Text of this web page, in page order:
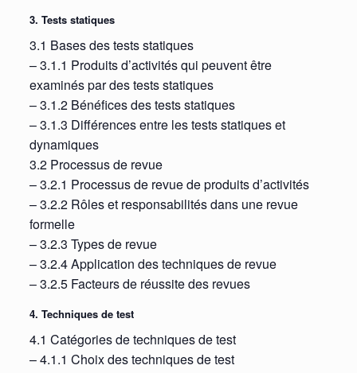
3. Tests statiques
3.1 Bases des tests statiques
– 3.1.1 Produits d’activités qui peuvent être
examinés par des tests statiques
– 3.1.2 Bénéfices des tests statiques
– 3.1.3 Différences entre les tests statiques et
dynamiques
3.2 Processus de revue
– 3.2.1 Processus de revue de produits d’activités
– 3.2.2 Rôles et responsabilités dans une revue
formelle
– 3.2.3 Types de revue
– 3.2.4 Application des techniques de revue
– 3.2.5 Facteurs de réussite des revues
4. Techniques de test
4.1 Catégories de techniques de test
– 4.1.1 Choix des techniques de test